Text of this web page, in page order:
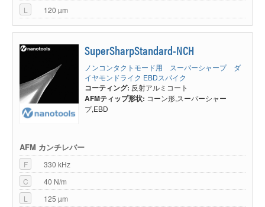
L
120 µm
SuperSharpStandard-NCH
ノンコンタクトモード用 スーパーシャープ ダ
イヤモンドライク EBDスパイク
コーティング: 反射アルミコート
AFMティップ形状: コーン形,スーパーシャー
プ,EBD
AFM カンチレバー
F
330 kHz
C
40 N/m
L
125 µm